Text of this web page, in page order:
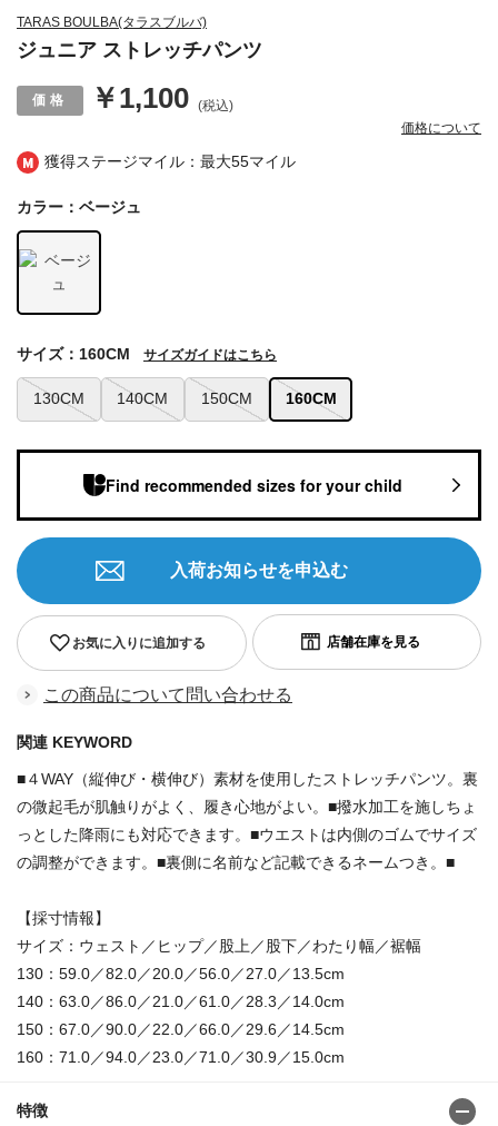
獲得ステージマイル：最大55マイル
TARAS BOULBA(タラスブルバ)
ジュニア ストレッチパンツ
￥1,100 (税込)
価格について
カラー：ベージュ
130CM 140CM 150CM 160CM
サイズ：160CM サイズガイドはこちら
お気に入りに追加する
入荷お知らせを申込む
この商品について問い合わせる
関連 KEYWORD
■４WAY（縦伸び・横伸び）素材を使用したストレッチパンツ。裏
の微起毛が肌触りがよく、履き心地がよい。■撥水加工を施しちょ
っとした降雨にも対応できます。■ウエストは内側のゴムでサイズ
の調整ができます。■裏側に名前など記載できるネームつき。■
【採寸情報】
サイズ：ウェスト／ヒップ／股上／股下／わたり幅／裾幅
130：59.0／82.0／20.0／56.0／27.0／13.5cm
140：63.0／86.0／21.0／61.0／28.3／14.0cm
150：67.0／90.0／22.0／66.0／29.6／14.5cm
160：71.0／94.0／23.0／71.0／30.9／15.0cm
特徴
Find recommended sizes for your child